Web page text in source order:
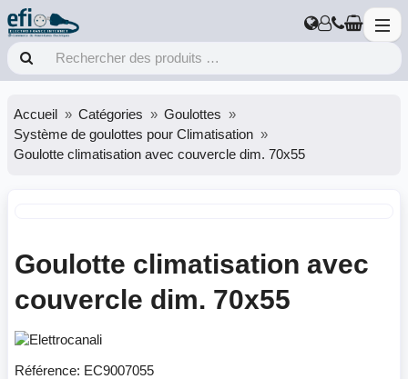
Accueil Catégories
Goulottes
Système de goulottes pour Climatisation
Goulotte climatisation avec couvercle dim. 70x55
Goulotte climatisation avec
couvercle dim. 70x55
Référence: EC9007055